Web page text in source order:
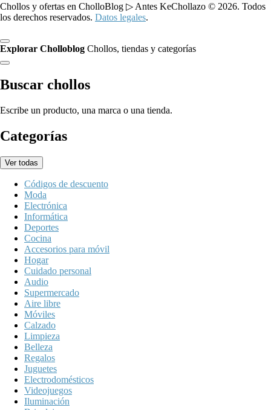
Chollos y ofertas en CholloBlog ▷ Antes KeChollazo © 2026. Todos
los derechos reservados. Datos legales.
Explorar Cholloblog Chollos, tiendas y categorías
Buscar chollos
Escribe un producto, una marca o una tienda.
Categorías
Ver todas
Códigos de descuento
Moda
Electrónica
Informática
Deportes
Cocina
Accesorios para móvil
Hogar
Cuidado personal
Audio
Supermercado
Aire libre
Móviles
Calzado
Limpieza
Belleza
Regalos
Juguetes
Electrodomésticos
Videojuegos
Iluminación